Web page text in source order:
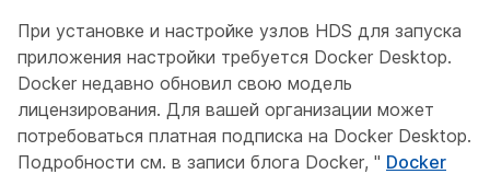
При установке и настройке узлов HDS для запуска
приложения настройки требуется Docker Desktop.
Docker недавно обновил свою модель
лицензирования. Для вашей организации может
потребоваться платная подписка на Docker Desktop.
Подробности см. в записи блога Docker, " Docker